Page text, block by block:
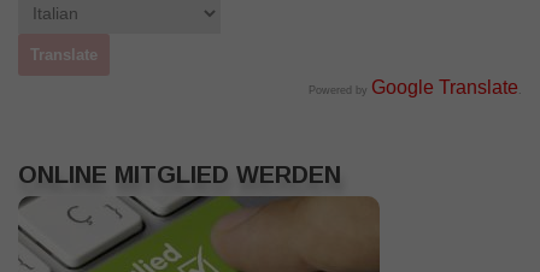
Powered by Google Translate
ONLINE MITGLIED WERDEN